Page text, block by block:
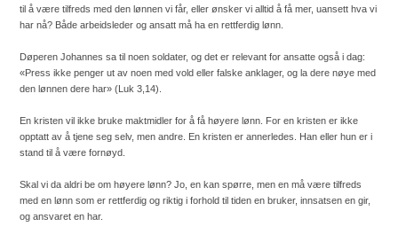
til å være tilfreds med den lønnen vi får, eller ønsker vi alltid å få mer, uansett hva vi
har nå? Både arbeidsleder og ansatt må ha en rettferdig lønn.
Døperen Johannes sa til noen soldater, og det er relevant for ansatte også i dag:
«Press ikke penger ut av noen med vold eller falske anklager, og la dere nøye med
den lønnen dere har» (Luk 3,14).
En kristen vil ikke bruke maktmidler for å få høyere lønn. For en kristen er ikke
opptatt av å tjene seg selv, men andre. En kristen er annerledes. Han eller hun er i
stand til å være fornøyd.
Skal vi da aldri be om høyere lønn? Jo, en kan spørre, men en må være tilfreds
med en lønn som er rettferdig og riktig i forhold til tiden en bruker, innsatsen en gir,
og ansvaret en har.